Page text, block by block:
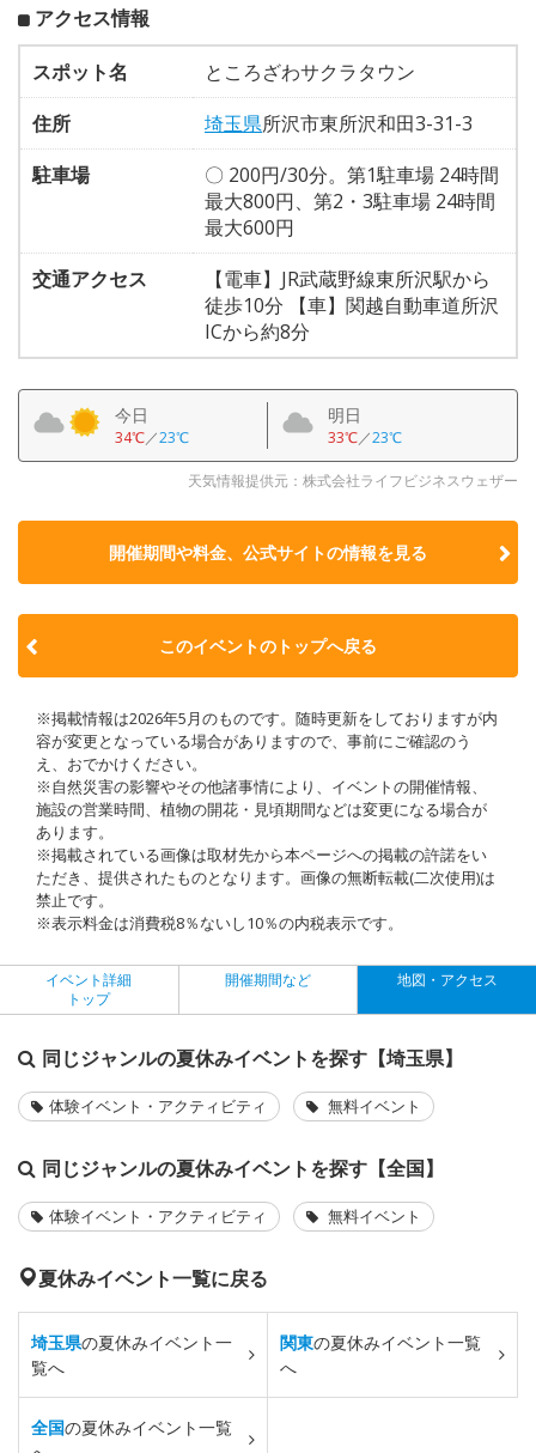
アクセス情報
スポット名
ところざわサクラタウン
住所
埼玉県所沢市東所沢和田3-31-3
駐車場
〇 200円/30分。第1駐車場 24時間
最大800円、第2・3駐車場 24時間
最大600円
交通アクセス
【電車】JR武蔵野線東所沢駅から
徒歩10分 【車】関越自動車道所沢
ICから約8分
今日
34℃／23℃
明日
33℃／23℃
天気情報提供元：株式会社ライフビジネスウェザー
開催期間や料金、公式サイトの情報を見る
このイベントのトップへ戻る
※掲載情報は2026年5月のものです。随時更新をしておりますが内
容が変更となっている場合がありますので、事前にご確認のう
え、おでかけください。
※自然災害の影響やその他諸事情により、イベントの開催情報、
施設の営業時間、植物の開花・見頃期間などは変更になる場合が
あります。
※掲載されている画像は取材先から本ページへの掲載の許諾をい
ただき、提供されたものとなります。画像の無断転載(二次使用)は
禁止です。
※表示料金は消費税8％ないし10％の内税表示です。
イベント詳細
トップ
開催期間など 地図・アクセス
同じジャンルの夏休みイベントを探す【埼玉県】
体験イベント・アクティビティ 無料イベント
同じジャンルの夏休みイベントを探す【全国】
体験イベント・アクティビティ 無料イベント
夏休みイベント一覧に戻る
埼玉県の夏休みイベント一
覧へ
関東の夏休みイベント一覧
へ
全国の夏休みイベント一覧